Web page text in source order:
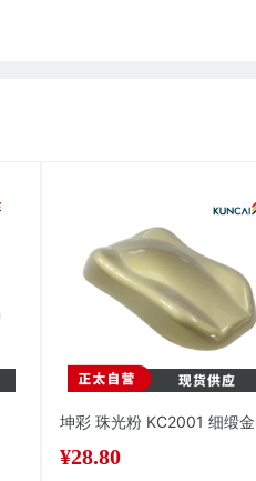
坤彩 珠光粉 KC2001 细缎金
¥28.80